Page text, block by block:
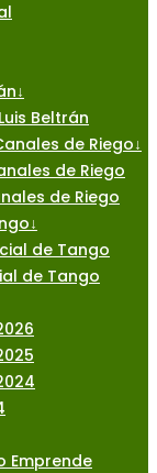
↓
Beltrán
de Riego↓
de Riego
de Riego
↓
de Tango
de Tango
Emprende